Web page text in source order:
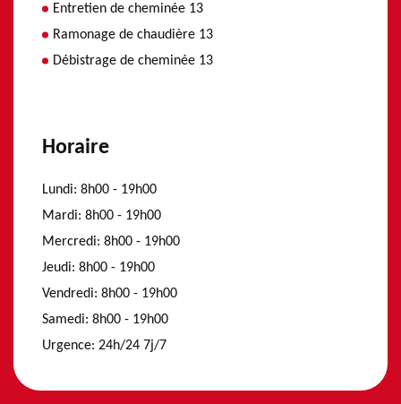
Entretien de cheminée 13
Ramonage de chaudière 13
Débistrage de cheminée 13
Horaire
Lundi: 8h00 - 19h00
Mardi: 8h00 - 19h00
Mercredi: 8h00 - 19h00
Jeudi: 8h00 - 19h00
Vendredi: 8h00 - 19h00
Samedi: 8h00 - 19h00
Urgence: 24h/24 7j/7